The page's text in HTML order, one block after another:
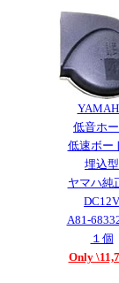
低音ホ
低速ボー
埋込型
ヤマハ純
DC12V
A81-
１個
Only